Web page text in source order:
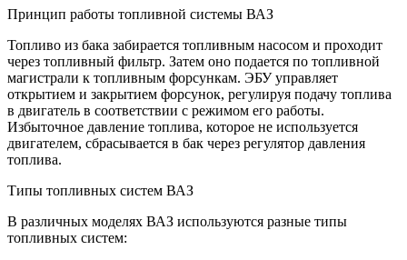
Принцип работы топливной системы ВАЗ
Топливо из бака забирается топливным насосом и проходит
через топливный фильтр. Затем оно подается по топливной
магистрали к топливным форсункам. ЭБУ управляет
открытием и закрытием форсунок, регулируя подачу топлива
в двигатель в соответствии с режимом его работы.
Избыточное давление топлива, которое не используется
двигателем, сбрасывается в бак через регулятор давления
топлива.
Типы топливных систем ВАЗ
В различных моделях ВАЗ используются разные типы
топливных систем: